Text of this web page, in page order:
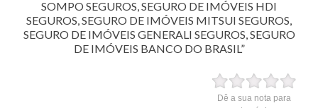
SOMPO SEGUROS, SEGURO DE IMÓVEIS HDI
SEGUROS, SEGURO DE IMÓVEIS MITSUI SEGUROS,
SEGURO DE IMÓVEIS GENERALI SEGUROS, SEGURO
DE IMÓVEIS BANCO DO BRASIL”
Dê a sua nota para